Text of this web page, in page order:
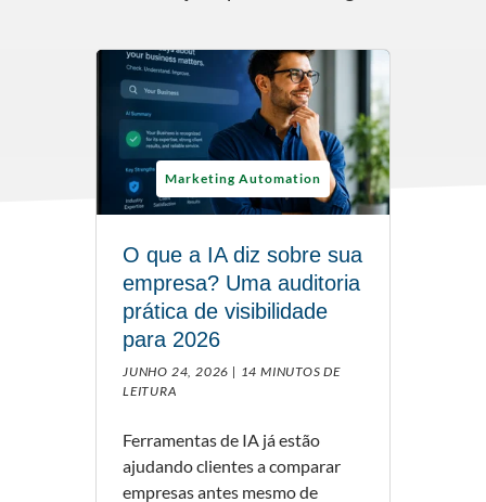
Marketing Automation
O que a IA diz sobre sua
empresa? Uma auditoria
prática de visibilidade
para 2026
JUNHO 24, 2026 | 14 MINUTOS DE
LEITURA
Ferramentas de IA já estão
ajudando clientes a comparar
empresas antes mesmo de